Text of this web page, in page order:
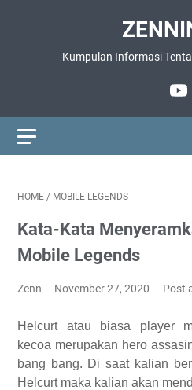
Kumpulan Informasi
HOME / MOBILE LEGENDS
Kata-Kata
Mobile Legends
Zenn November 27, 2020 Post
Helcurt atau biasa player
kecoa merupakan hero
bang bang. Di saat kalian
Helcurt maka kalian akan